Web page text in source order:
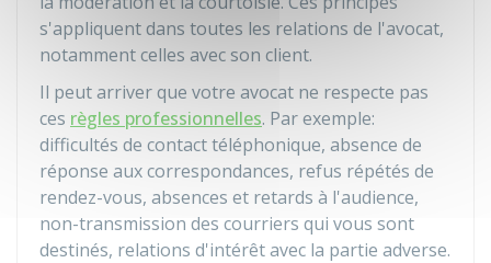
s'appliquent dans toutes les relations de l'avocat,
notamment celles avec son client.
Il peut arriver que votre avocat ne respecte pas
ces règles professionnelles. Par exemple:
difficultés de contact téléphonique, absence de
réponse aux correspondances, refus répétés de
rendez-vous, absences et retards à l'audience,
non-transmission des courriers qui vous sont
destinés, relations d'intérêt avec la partie adverse.